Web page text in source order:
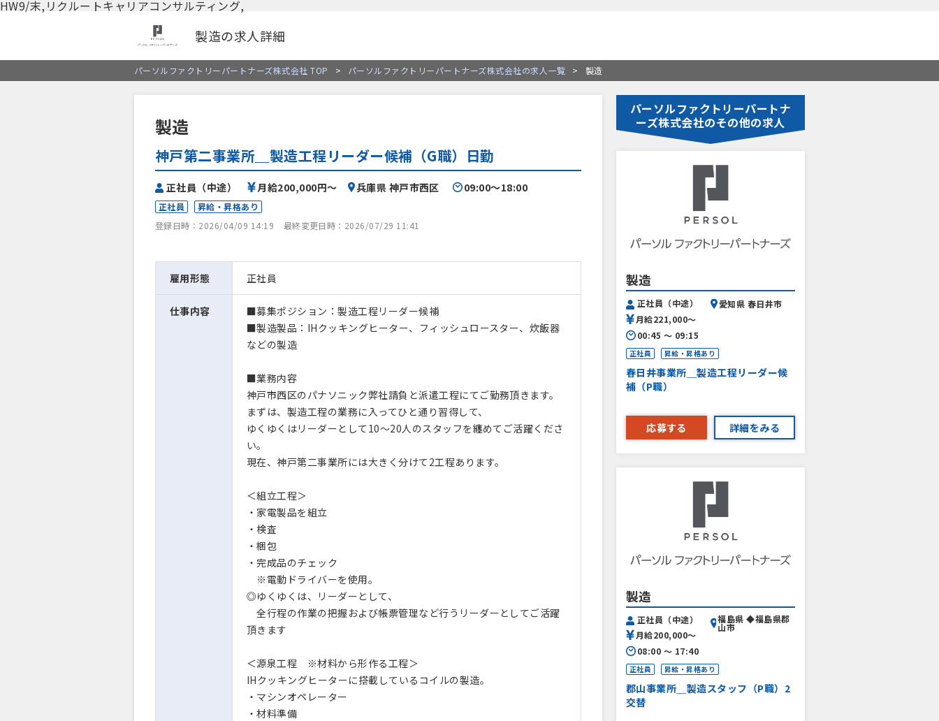
HW9/末,リクルートキャリアコンサルティング,
製造の求人詳細
パーソルファクトリーパートナーズ株式会社 TOP > パーソルファクトリーパートナーズ株式会社の求人一覧 > 製造
製造
神戸第二事業所＿製造工程リーダー候補（G職）日勤
正社員（中途） 月給200,000円〜 09:00〜18:00
兵庫県 神戸市西区
正社員
昇給・昇格あり
登録日時：2026/04/09 14:19
最終変更日時：2026/07/29 11:41
雇用形態 正社員
仕事内容
■募集ポジション：製造工程リーダー候補
■製造製品：IHクッキングヒーター、フィッシュロースター、炊飯器
などの製造
■業務内容
神戸市西区のパナソニック弊社請負と派遣工程にてご勤務頂きます。
まずは、製造工程の業務に入ってひと通り習得して、
ゆくゆくはリーダーとして10～20人のスタッフを纏めてご活躍くださ
い。
現在、神戸第二事業所には大きく分けて2工程あります。
＜組立工程＞
・家電製品を組立
・検査
・梱包
・完成品のチェック
※電動ドライバーを使用。
◎ゆくゆくは、リーダーとして、
全行程の作業の把握および帳票管理など行うリーダーとしてご活躍
頂きます
＜源泉工程 ※材料から形作る工程＞
IHクッキングヒーターに搭載しているコイルの製造。
・マシンオペレーター
・材料準備
パーソルファクトリーパートナ
ーズ株式会社のその他の求人
製造
正社員（中途）
月給221,000〜
00:45 〜 09:15
愛知県 春日井市
正社員 昇給・昇格あり
春日井事業所＿製造工程リーダー候
補（P職）
応募する 詳細をみる
製造
正社員（中途）
月給200,000〜
08:00 〜 17:40
福島県 ◆福島県郡
山市
正社員 昇給・昇格あり
郡山事業所＿製造スタッフ（P職）2
交替